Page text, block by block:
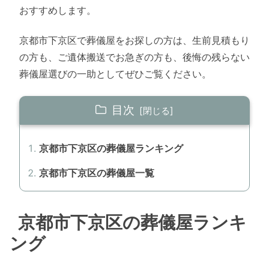
おすすめします。
京都市下京区で葬儀屋をお探しの方は、生前見積もり
の方も、ご遺体搬送でお急ぎの方も、後悔の残らない
葬儀屋選びの一助としてぜひご覧ください。
目次
京都市下京区の葬儀屋ランキング
京都市下京区の葬儀屋一覧
京都市下京区の葬儀屋ランキ
ング